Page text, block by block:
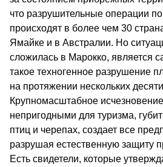
что разрушительные операции
происходят в более чем 30
Ямайке и в Австралии. Но
сложилась в Марокко, является
такое техногенное разрушение
на протяжении нескольких
Крупномасштабное
непригодными для туризма,
птиц и черепах, создает все
разрушая естественную защиту
Есть свидетели, которые